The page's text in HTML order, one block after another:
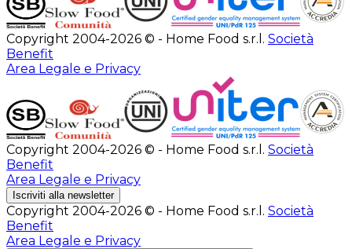
Copyright 2004-2026 © - Home Food s.r.l. Società
Benefit
Area Legale e Privacy
Copyright 2004-2026 © - Home Food s.r.l. Società
Benefit
Area Legale e Privacy
Iscriviti alla newsletter
Copyright 2004-2026 © - Home Food s.r.l. Società
Benefit
Area Legale e Privacy